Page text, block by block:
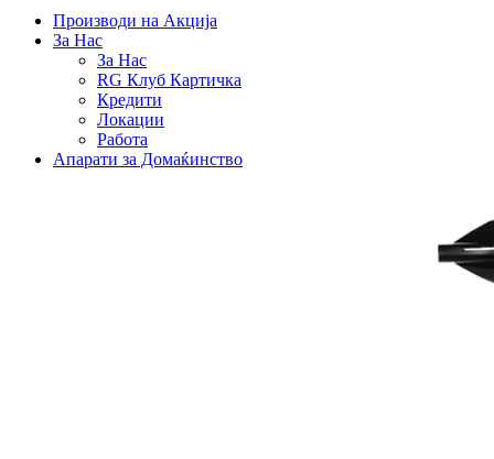
Производи на Акција
За Нас
За Нас
RG Клуб Картичка
Кредити
Локации
Работа
Апарати за Домаќинство